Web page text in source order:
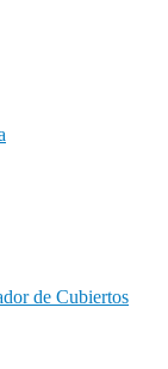
de Cubiertos